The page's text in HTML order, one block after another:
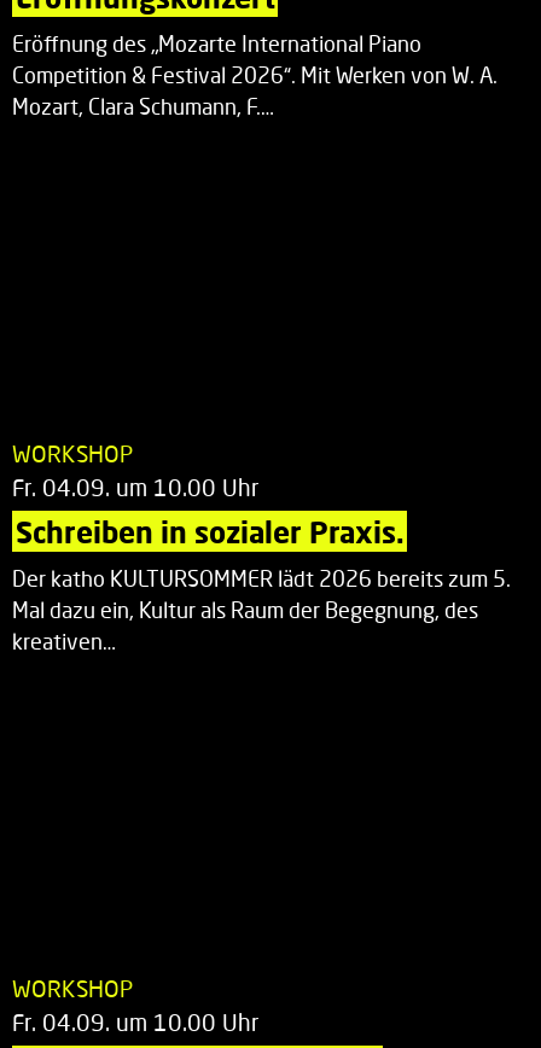
Eröffnung des „Mozarte International Piano
Competition & Festival 2026“. Mit Werken von W. A.
Mozart, Clara Schumann, F.…
WORKSHOP
Fr. 04.09. um 10.00 Uhr
Schreiben in sozialer Praxis.
Der katho KULTURSOMMER lädt 2026 bereits zum 5.
Mal dazu ein, Kultur als Raum der Begegnung, des
kreativen…
WORKSHOP
Fr. 04.09. um 10.00 Uhr